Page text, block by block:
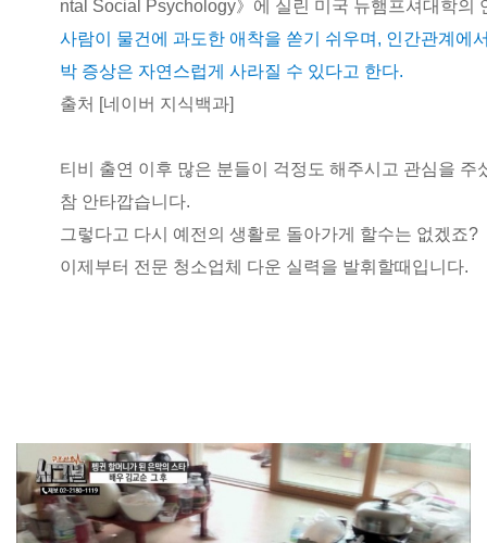
ntal Social Psychology》에 실린 미국 뉴햄프셔대학의
사람이 물건에 과도한 애착을 쏟기 쉬우며, 인간관계에
박 증상은 자연스럽게 사라질 수 있다고 한다.
출처 [네이버 지식백과]
티비 출연 이후 많은 분들이 걱정도 해주시고 관심을
참 안타깝습니다.
그렇다고 다시 예전의 생활로 돌아가게 할수는 없겠죠?
이제부터 전문 청소업체 다운 실력을 발휘할때입니다.